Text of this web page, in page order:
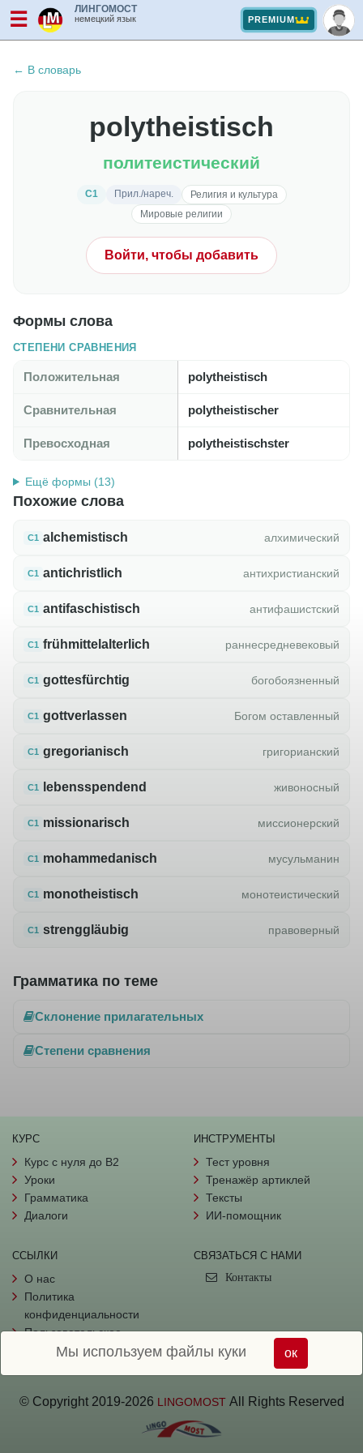
☰ ЛИНГОМОСТ
немецкий язык PREMIUM
← В словарь
polytheistisch
политеистический
C1 Прил./нареч.
Религия и культура
Мировые религии
Войти, чтобы добавить
Формы слова
СТЕПЕНИ СРАВНЕНИЯ
Положительная polytheistisch
Сравнительная polytheistischer
Превосходная polytheistischster
Ещё формы (13)
Похожие слова
C1 alchemistisch алхимический
C1 antichristlich антихристианский
C1 antifaschistisch антифашистский
C1 frühmittelalterlich раннесредневековый
C1 gottesfürchtig богобоязненный
C1 gottverlassen Богом оставленный
C1 gregorianisch григорианский
C1 lebensspendend живоносный
C1 missionarisch миссионерский
C1 mohammedanisch мусульманин
C1 monotheistisch монотеистический
C1 strenggläubig правоверный
Грамматика по теме
Склонение прилагательных
Степени сравнения
КУРС
Курс с нуля до B2
Уроки
Грамматика
Диалоги
ИНСТРУМЕНТЫ
Тест уровня
Тренажёр артиклей
Тексты
ИИ-помощник
ССЫЛКИ
О нас
Политика
конфиденциальности
Пользовательское
соглашение
СВЯЗАТЬСЯ С НАМИ
Контакты
© Copyright 2019-2026 LINGOMOST All Rights Reserved
Мы используем файлы куки ок